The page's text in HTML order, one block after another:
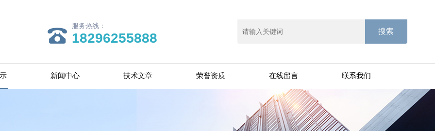
服务热线：
18296255888
新闻中心 技术文章 荣誉资质 在线留言 联系我们